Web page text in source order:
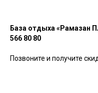
База отдыха «Рамазан
566 80 80
Позвоните и получите